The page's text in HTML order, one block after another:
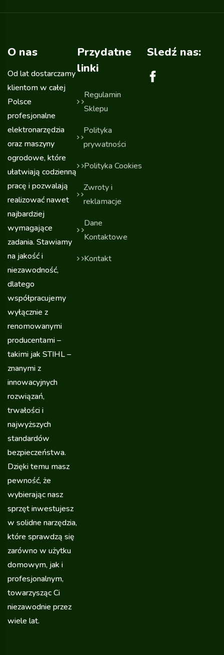
O nas
Od lat dostarczamy
klientom w całej
Polsce
profesjonalne
elektronarzędzia
oraz maszyny
ogrodowe, które
ułatwiają codzienną
pracę i pozwalają
realizować nawet
najbardziej
wymagające
zadania. Stawiamy
na jakość i
niezawodność,
dlatego
współpracujemy
wyłącznie z
renomowanymi
producentami –
takimi jak STIHL –
znanymi z
innowacyjnych
rozwiązań,
trwałości i
najwyższych
standardów
bezpieczeństwa.
Dzięki temu masz
pewność, że
wybierając nasz
sprzęt inwestujesz
w solidne narzędzia,
które sprawdzą się
zarówno w użytku
domowym, jak i
profesjonalnym,
towarzysząc Ci
niezawodnie przez
wiele lat.
Przydatne
linki
Regulamin
Sklepu
Polityka
prywatności
Polityka Cookies
Zwroty i
reklamacje
Dane
Kontaktowe
Kontakt
Sledź nas: